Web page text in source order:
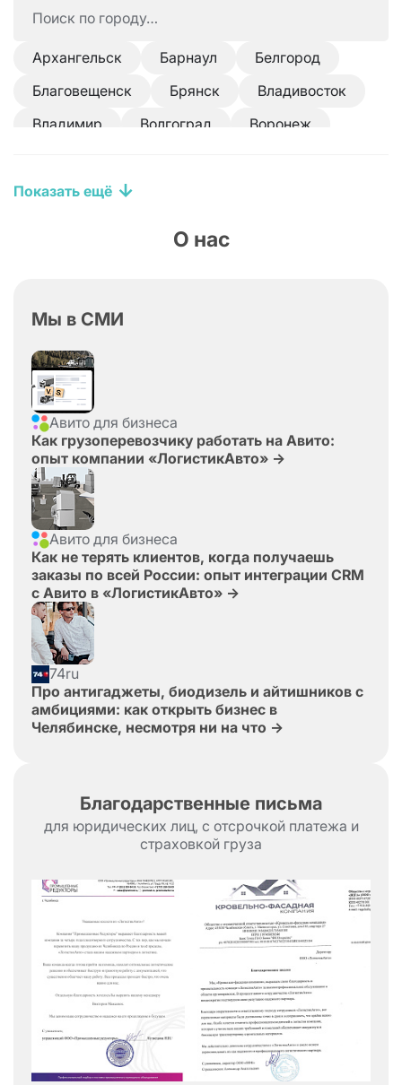
Архангельск Барнаул
Белгород
Благовещенск
Брянск
Владивосток
Владимир
Волгоград
Воронеж
Казань
Кострома
Новый Уренгой
Оренбург
Ростов-на-Дону
Санкт-Петербург
Симферополь
Сочи
Сургут
Сыктывкар
Тюмень
Хабаровск
Ханты-Мансийск
Челябинск
Череповец
Ярославль
Майкоп
Астрахань
Нальчик
Дзержинск
Кстово
Таганрог
Белорецк
Улан-Удэ
Иваново
Братск
Усть-Кут
Когалым Усинск
Обнинск
Петрозаводск
Кемерово
Новокузнецк
Армавир
Норильск
Ачинск
Севастополь
Курган Курск
Липецк
Йошкар-Ола
Нарьян-Мар
Великий Новгород
Псков
Сызрань
Показать ещё
О нас
Мы в СМИ
Авито для бизнеса
Как грузоперевозчику работать на Авито:
опыт компании «ЛогистикАвто» →
Авито для бизнеса
Как не терять клиентов, когда получаешь
заказы по всей России: опыт интеграции CRM
с Авито в «ЛогистикАвто» →
74ru
Про антигаджеты, биодизель и айтишников с
амбициями: как открыть бизнес в
Челябинске, несмотря ни на что →
Благодарственные письма
для юридических лиц, с отсрочкой платежа и
страховкой груза